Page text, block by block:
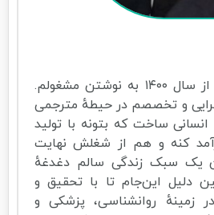
اسم من میناست و از سال ۱۴۰۰ به نوشتن مشغولم.
و تخصصم در حیطهٔ مترجمی
ساخت که بتونه با تولید
کنه و هم از شغلش نهایت
یک سبک زندگی سالم دغدغهٔ
دلیل این‌جام تا با تحقیق و
زمینهٔ روانشناسی، پزشکی و